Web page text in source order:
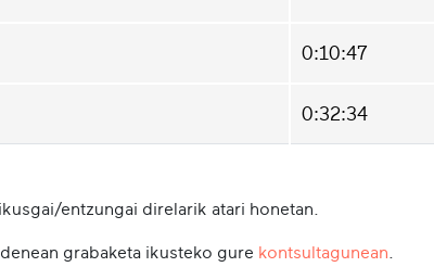
0:10:47
0:32:34
entzungai direlarik atari honetan.
grabaketa ikusteko gure kontsultagunean